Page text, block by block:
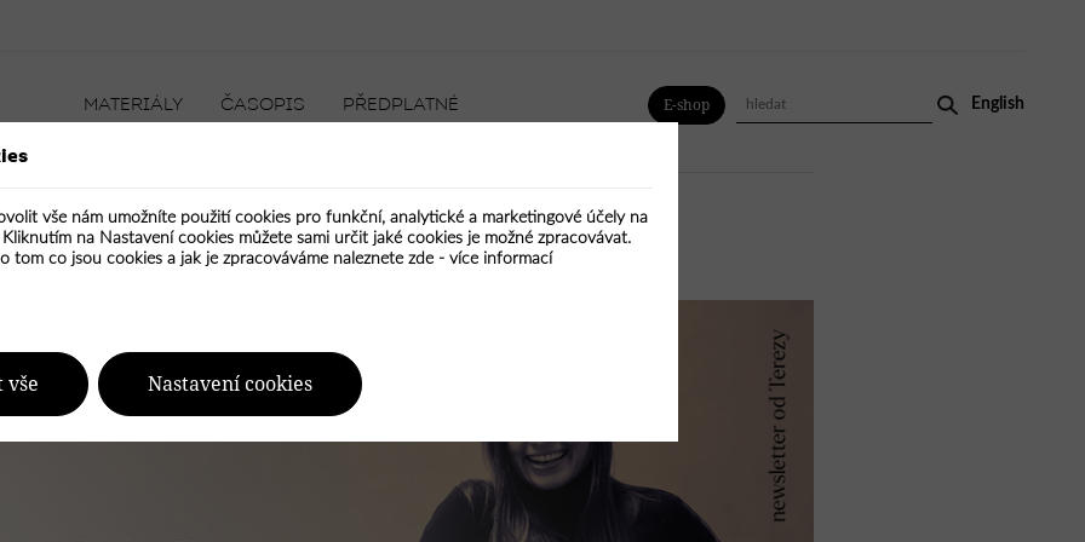
vše nám umožníte použití cookies pro funkční, analytické a marketingové účely na
na Nastavení cookies můžete sami určit jaké cookies je možné zpracovávat.
tom co jsou cookies a jak je zpracováváme naleznete zde - více informací
vše Nastavení cookies
MATERIÁLY ČASOPIS PŘEDPLATNÉ E-shop English
CIHLA KÁMEN KOV SKLO PLAST TEXTIL HLÍNA VODA
22: Lodž